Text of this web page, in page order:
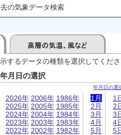
の気象データ検索
するデータの種類を選択してくだ
年月日の選択
年月日の選
2026年
2025年
2024年
2023年
2022年
2006年
2005年
2004年
2003年
2002年
1986年
1985年
1984年
1983年
1982年
1月
2月
3月
4月
5月
1
2
3
4
5